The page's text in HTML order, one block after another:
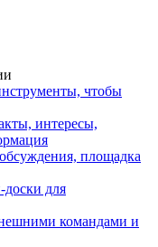
чтобы
интересы,
площадка
для
командами и